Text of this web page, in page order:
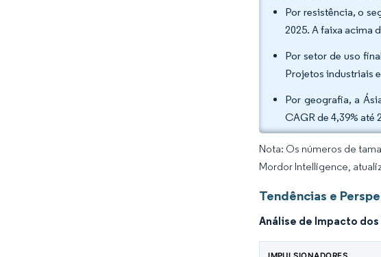
Por resistência, o
2025. A faixa acima
Por setor de uso
Projetos industriais
Por geografia, a
CAGR de 4,39% até
Nota: Os números de
Mordor Intelligence,
Tendências e
Análise de Impacto